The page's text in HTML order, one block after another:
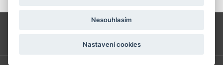
Nesouhlasím
Nastavení cookies